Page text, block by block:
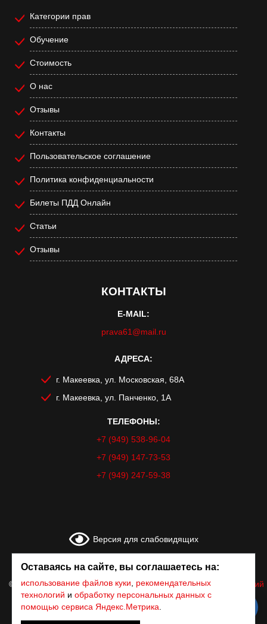
Категории прав
Обучение
Стоимость
О нас
Отзывы
Контакты
Пользовательское соглашение
Политика конфиденциальности
Билеты ПДД Онлайн
Статьи
Отзывы
КОНТАКТЫ
E-MAIL:
prava61@mail.ru
АДРЕСА:
г. Макеевка, ул. Московская, 68А
г. Макеевка, ул. Панченко, 1А
ТЕЛЕФОНЫ:
+7 (949) 538-96-04
+7 (949) 147-73-53
+7 (949) 247-59-38
Версия для слабовидящих
© Все права защищены 1999-2026 г. «Курьер» | Всероссийский
Союз Автошкол
Оставаясь на сайте, вы соглашаетесь на:
использование файлов куки
рекомендательных
технологий и обработку персональных данных с
помощью сервиса Яндекс.Метрика